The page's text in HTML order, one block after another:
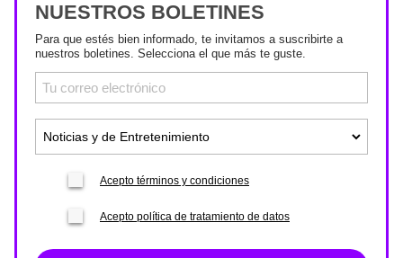
NUESTROS BOLETINES
Para que estés bien informado, te invitamos a suscribirte a
nuestros boletines. Selecciona el que más te guste.
Acepto términos y condiciones
Acepto política de tratamiento de datos